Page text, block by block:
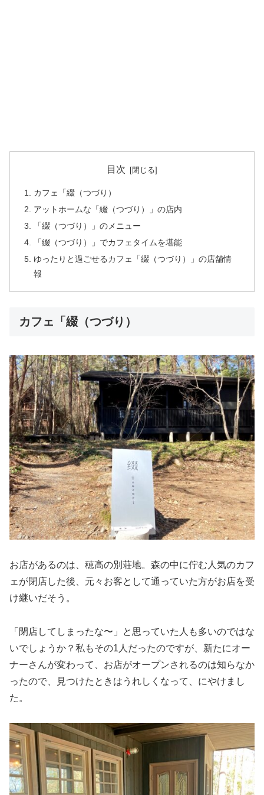
目次
カフェ「綴（つづり）
アットホームな「綴（つづり）」の店内
「綴（つづり）」のメニュー
「綴（つづり）」でカフェタイムを堪能
ゆったりと過ごせるカフェ「綴（つづり）」の店舗情
報
カフェ「綴（つづり）
お店があるのは、穂高の別荘地。森の中に佇む人気のカフ
ェが閉店した後、元々お客として通っていた方がお店を受
け継いだそう。
「閉店してしまったな〜」と思っていた人も多いのではな
いでしょうか？私もその1人だったのですが、新たにオー
ナーさんが変わって、お店がオープンされるのは知らなか
ったので、見つけたときはうれしくなって、にやけまし
た。